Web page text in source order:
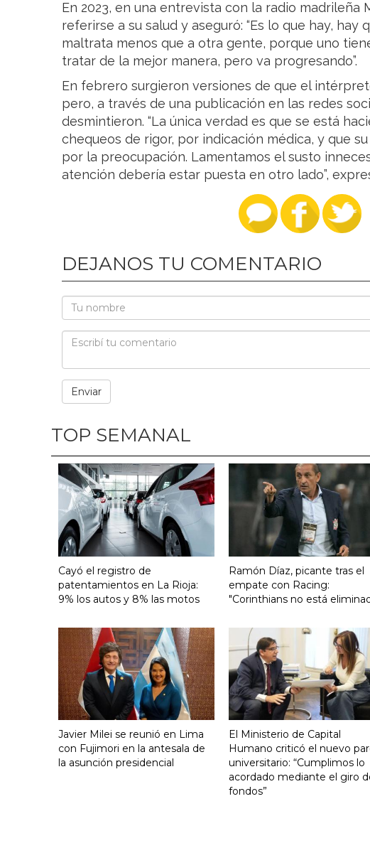
En 2023, en una entrevista con la radio madrileña
referirse a su salud y aseguró: “Es lo que hay, hay
maltrata menos que a otra gente, porque uno
tratar de la mejor manera, pero va progresando”.
En febrero surgieron versiones de que el
pero, a través de una publicación en las redes
desmintieron. “La única verdad es que se está
chequeos de rigor, por indicación médica, y que
por la preocupación. Lamentamos el susto
atención debería estar puesta en otro lado”,
DEJANOS TU COMENTARIO
TOP SEMANAL
Cayó el registro de
patentamientos en La Rioja:
9% los autos y 8% las motos
Ramón Díaz, picante tras el
empate con Racing:
"Corinthians no está
Javier Milei se reunió en Lima
con Fujimori en la antesala de
la asunción presidencial
El Ministerio de Capital
Humano criticó el nuevo
universitario: “Cumplimos lo
acordado mediante el giro
fondos”